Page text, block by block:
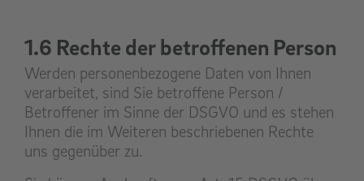
1.6 Rechte der betroffenen Person
Werden personenbezogene Daten von Ihnen
verarbeitet, sind Sie betroffene Person /
Betroffener im Sinne der DSGVO und es stehen
Ihnen die im Weiteren beschriebenen Rechte
uns gegenüber zu.